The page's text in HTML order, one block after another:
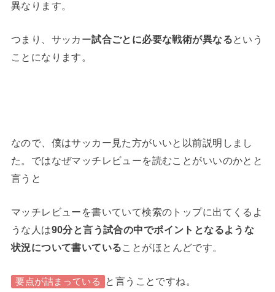
異なります。
つまり、サッカー試合ごとに必要な戦術が異なるという
ことになります。
なので、僕はサッカー見た方がいいと以前説明しまし
た。ではなぜマッチレビューを読むことがいいのかとと
言うと
マッチレビューを書いていて検索のトップに出てくるよ
うな人は90分と言う試合の中でポイントとなるような
状況について書いていることがほとんどです。
要点が詰まっている と言うことですね。